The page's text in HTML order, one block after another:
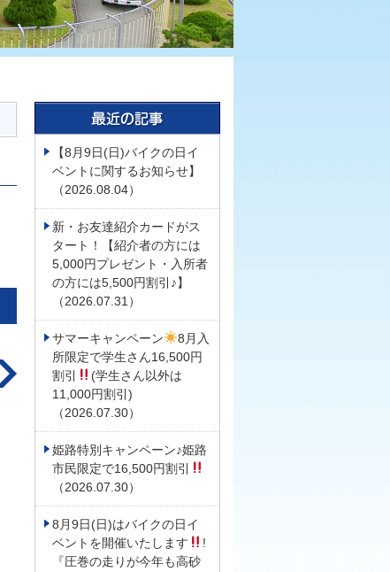
【8月9日(日)バイクの日イ
ベントに関するお知らせ】
（2026.08.04）
新・お友達紹介カードがス
タート！【紹介者の方には
5,000円プレゼント・入所者
の方には5,500円割引♪】
（2026.07.31）
サマーキャンペーン
8月入
所限定で学生さん16,500円
割引
(学生さん以外は
11,000円割引)
（2026.07.30）
姫路特別キャンペーン♪姫路
市民限定で16,500円割引
（2026.07.30）
8月9日(日)はバイクの日イ
ベントを開催いたします
!
『圧巻の走りが今年も高砂